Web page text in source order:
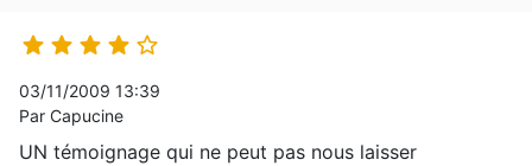
    
03/11/2009 13:39
Par Capucine
UN témoignage qui ne peut pas nous laisser